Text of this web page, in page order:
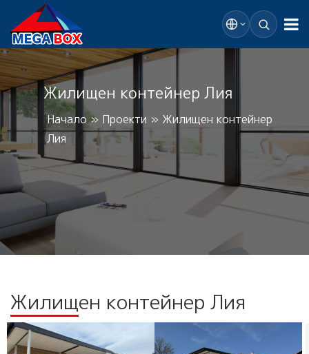
Жилищен контейнер Лия
Начало» Проекти » Жилищен контейнер
Лия
Жилищен контейнер Лия